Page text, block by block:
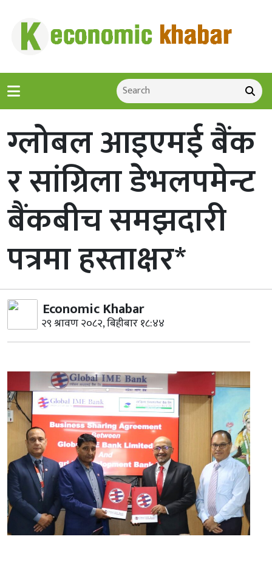
ग्लोबल आइएमई बैंक
र सांग्रिला डेभलपमेन्ट
बैंकबीच समझदारी
पत्रमा हस्ताक्षर*
Economic Khabar
२९ श्रावण २०८२, बिहीबार १८:४४